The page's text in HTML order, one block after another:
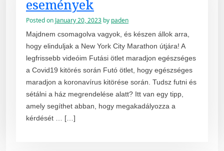
események
Posted on January 20, 2023 by paden
Majdnem csomagolva vagyok, és készen állok arra,
hogy elinduljak a New York City Marathon útjára! A
legfrissebb videóim Futási ötlet maradjon egészséges
a Covid19 kitörés során Futó ötlet, hogy egészséges
maradjon a koronavírus kitörése során. Tudsz futni és
sétálni a ház megrendelése alatt? Itt van egy tipp,
amely segíthet abban, hogy megakadályozza a
kérdését … […]